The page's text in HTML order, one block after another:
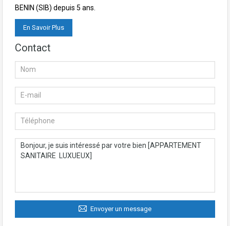
BENIN (SIB) depuis 5 ans.
En Savoir Plus
Contact
Envoyer un message